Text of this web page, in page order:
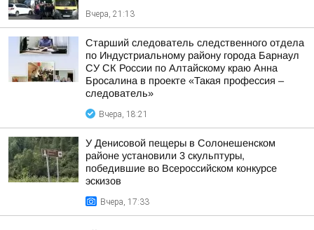
Вчера, 21:13
Старший следователь следственного отдела
по Индустриальному району города Барнаул
СУ СК России по Алтайскому краю Анна
Бросалина в проекте «Такая профессия –
следователь»
Вчера, 18:21
У Денисовой пещеры в Солонешенском
районе установили 3 скульптуры,
победившие во Всероссийском конкурсе
эскизов
Вчера, 17:33